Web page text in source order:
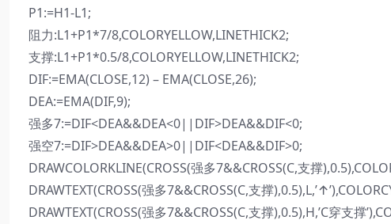
P1:=H1-L1;
阻力:L1+P1*7/8,COLORYELLOW,LINETHICK2;
支撑:L1+P1*0.5/8,COLORYELLOW,LINETHICK2;
DIF:=EMA(CLOSE,12) – EMA(CLOSE,26);
DEA:=EMA(DIF,9);
强多7:=DIF<DEA&&DEA<0||DIF>DEA&&DIF<0;
强空7:=DIF>DEA&&DEA>0||DIF<DEA&&DIF>0;
DRAWCOLORKLINE(CROSS(强多7&&CROSS(C,支撑
DRAWTEXT(CROSS(强多7&&CROSS(C,支撑
DRAWTEXT(CROSS(强多7&&CROSS(C,支撑),0.5),H,’C穿支撑